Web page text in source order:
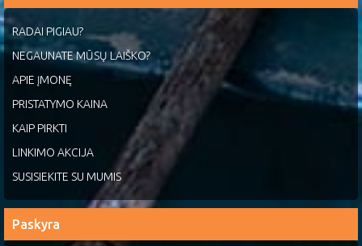
RADAI PIGIAU?
NEGAUNATE MŪSŲ LAIŠKO?
APIE ĮMONĘ
PRISTATYMO KAINA
KAIP PIRKTI
LINKIMO AKCIJA
SUSISIEKITE SU MUMIS
Paskyra